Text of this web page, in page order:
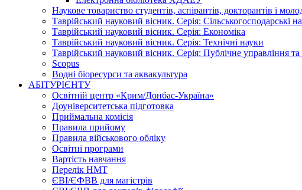
Наукове товариство студентів, аспірантів, докторантів і
Таврійський науковий вісник. Серія: Сільськогосподарські
Таврійський науковий вісник. Серія: Економіка
Таврійський науковий вісник. Серія: Технічні науки
Таврійський науковий вісник. Серія: Публічне управління та
Scopus
Водні біоресурси та аквакультура
АБІТУРІЄНТУ
Освітній центр «Крим/Донбас-Україна»
Доуніверситетська підготовка
Приймальна комісія
Правила прийому
Правила військового обліку
Освітні програми
Вартість навчання
Перелік НМТ
ЄВІ/ЄФВВ для магістрів